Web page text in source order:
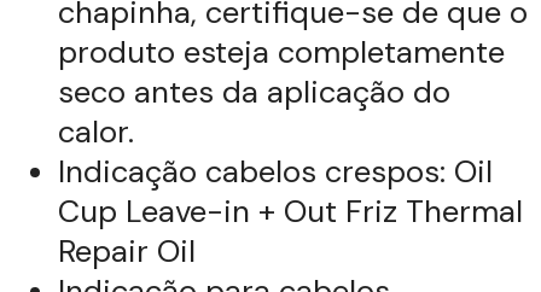
chapinha, certifique-se de que o
produto esteja completamente
seco antes da aplicação do
calor.
Indicação cabelos crespos: Oil
Cup Leave-in + Out Friz Thermal
Repair Oil